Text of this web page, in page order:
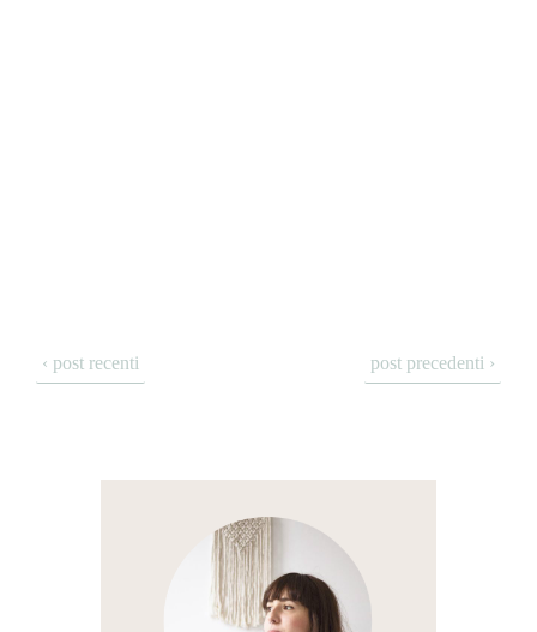
‹ post recenti post precedenti ›